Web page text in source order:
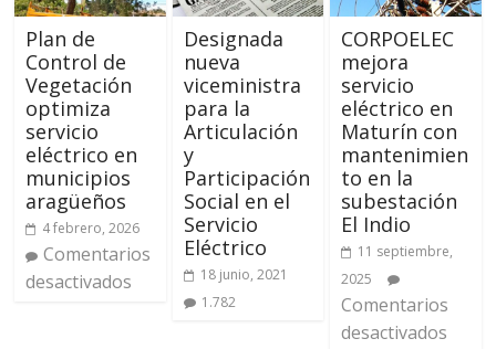
Plan de
Control de
Vegetación
optimiza
servicio
eléctrico en
municipios
aragüeños
4 febrero, 2026
Comentarios
desactivados
Designada
nueva
viceministra
para la
Articulación
y
Participación
Social en el
Servicio
Eléctrico
18 junio, 2021
1.782
CORPOELEC
mejora
servicio
eléctrico en
Maturín con
mantenimien
to en la
subestación
El Indio
11 septiembre,
2025
Comentarios
desactivados